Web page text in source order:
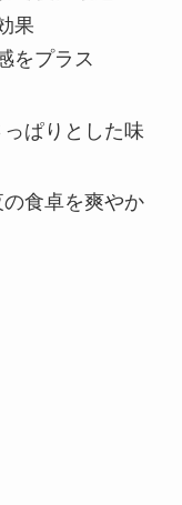
果
をプラス
ぱりとした味
食卓を爽やか